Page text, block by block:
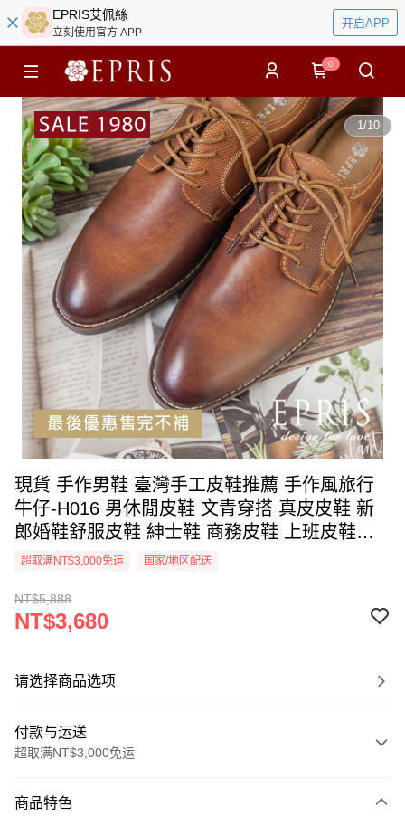
EPRIS艾佩絲
立刻使用官方 APP
开启APP
0
1/10
現貨 手作男鞋 臺灣手工皮鞋推薦 手作風旅行
牛仔-H016 男休閒皮鞋 文青穿搭 真皮皮鞋 新
郎婚鞋舒服皮鞋 紳士鞋 商務皮鞋 上班皮鞋
EPRIS艾佩絲-焦糖咖
超取满NT$3,000免运 国家/地区配送
NT$5,888
NT$3,680
请选择商品选项
付款与运送
超取满NT$3,000免运
商品特色